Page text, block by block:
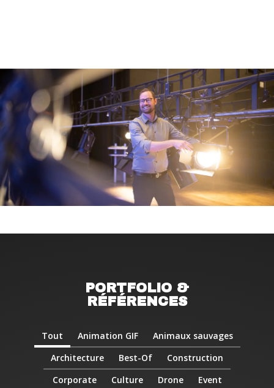
PORTFOLIO &
RÉFÉRENCES
Tout Animation GIF
Animaux sauvages
Architecture
Best-Of
Construction
Corporate
Culture Drone
Event